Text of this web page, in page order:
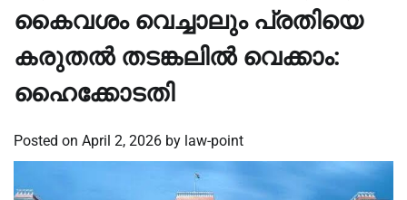
കൈവശം വെച്ചാലും പ്രതിയെ
കരുതൽ തടങ്കലിൽ വെക്കാം:
ഹൈക്കോടതി
Posted on April 2, 2026 by law-point